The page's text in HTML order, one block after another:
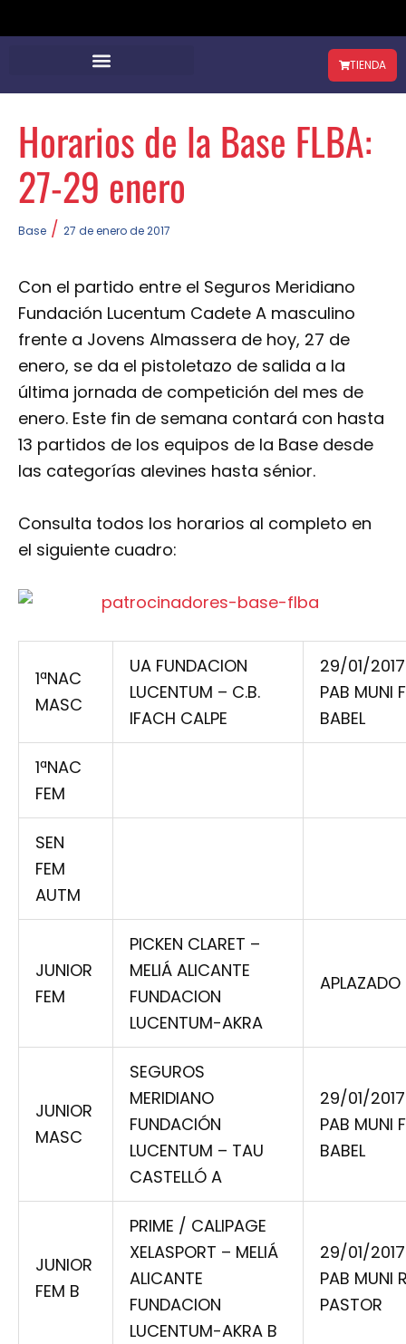
TIENDA
Horarios de la Base FLBA:
27-29 enero
Base / 27 de enero de 2017
Con el partido entre el Seguros Meridiano
Fundación Lucentum Cadete A masculino
frente a Jovens Almassera de hoy, 27 de
enero, se da el pistoletazo de salida a la
última jornada de competición del mes de
enero. Este fin de semana contará con hasta
13 partidos de los equipos de la Base desde
las categorías alevines hasta sénior.
Consulta todos los horarios al completo en
el siguiente cuadro:
1ªNAC
MASC
UA FUNDACION
LUCENTUM – C.B.
IFACH CALPE
29/01/
PAB MUNI
BABEL
1ªNAC
FEM
SEN
FEM
AUTM
JUNIOR
FEM
PICKEN CLARET –
MELIÁ ALICANTE
FUNDACION
LUCENTUM-AKRA
APLAZADO
JUNIOR
MASC
SEGUROS
MERIDIANO
FUNDACIÓN
LUCENTUM – TAU
CASTELLÓ A
29/01/
PAB MUNI
BABEL
JUNIOR
FEM B
PRIME / CALIPAGE
XELASPORT – MELIÁ
ALICANTE
FUNDACION
LUCENTUM-AKRA B
29/01/
PAB MUNI
PASTOR